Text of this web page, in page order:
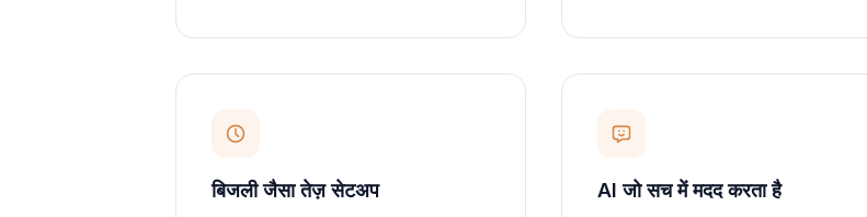
बिजली जैसा तेज़ सेटअप AI जो सच में मदद करता है